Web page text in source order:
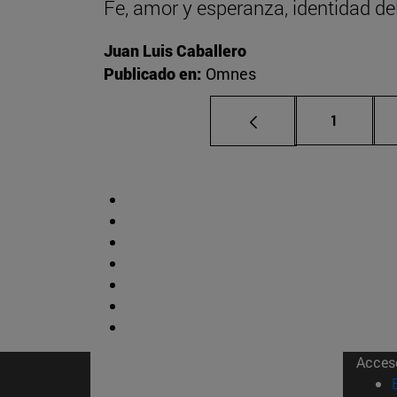
Fe, amor y esperanza, identidad
Juan Luis Caballero
Publicado en: Omnes
Página
1